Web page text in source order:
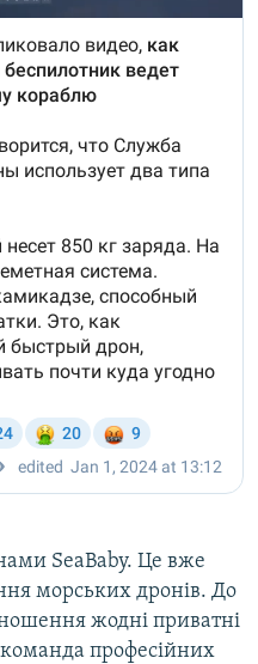
SeaBaby. Це вже
морських дронів. До
жодні приватні
професійних